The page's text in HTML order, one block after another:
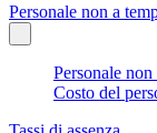
Personale non a
Personale
Costo del